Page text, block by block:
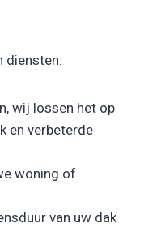
diensten:
wij lossen het op
en verbeterde
woning of
van uw dak